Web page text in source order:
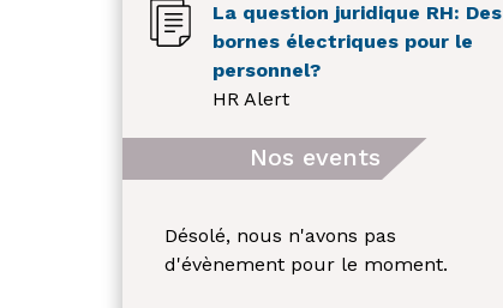
La question juridique RH: Des
bornes électriques pour le
personnel?
HR Alert
Nos events
Désolé, nous n'avons pas
d'évènement pour le moment.